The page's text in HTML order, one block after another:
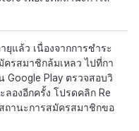
แล้ว เนื่องจากการชำระ
รสมาชิกล้มเหลว ไปที่กา
Google Play ตรวจสอบวิ
องอีกครั้ง โปรดคลิก Re
ถานะการสมัครสมาชิกขอ